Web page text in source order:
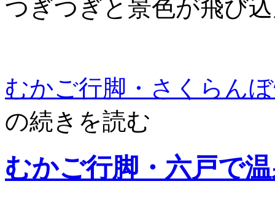
つぎつぎと景色が飛び
むかご行脚・さくらん
の続きを読む
むかご行脚・六戸で